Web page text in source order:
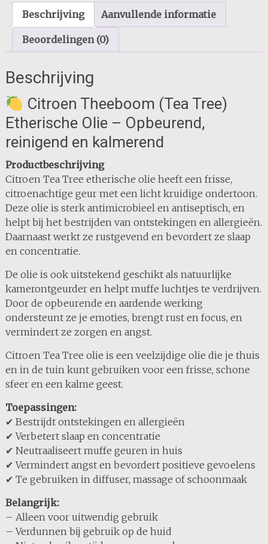
Beschrijving Aanvullende informatie
Beoordelingen (0)
Beschrijving
Citroen Theeboom (Tea Tree)
Etherische Olie – Opbeurend,
reinigend en kalmerend
Productbeschrijving
Citroen Tea Tree etherische olie heeft een frisse,
citroenachtige geur met een licht kruidige ondertoon.
Deze olie is sterk antimicrobieel en antiseptisch, en
helpt bij het bestrijden van ontstekingen en allergieën.
Daarnaast werkt ze rustgevend en bevordert ze slaap
en concentratie.
De olie is ook uitstekend geschikt als natuurlijke
kamerontgeurder en helpt muffe luchtjes te verdrijven.
Door de opbeurende en aardende werking
ondersteunt ze je emoties, brengt rust en focus, en
vermindert ze zorgen en angst.
Citroen Tea Tree olie is een veelzijdige olie die je thuis
en in de tuin kunt gebruiken voor een frisse, schone
sfeer en een kalme geest.
Toepassingen:
✔ Bestrijdt ontstekingen en allergieën
✔ Verbetert slaap en concentratie
✔ Neutraaliseert muffe geuren in huis
✔ Vermindert angst en bevordert positieve gevoelens
✔ Te gebruiken in diffuser, massage of schoonmaak
Belangrijk:
– Alleen voor uitwendig gebruik
– Verdunnen bij gebruik op de huid